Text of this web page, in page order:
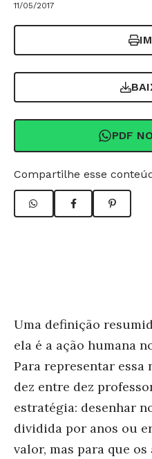
11/05/2017
PDF
Compartilhe esse
Uma definição
ela é a ação humana
Para representar essa
dez entre dez
estratégia: desenhar
dividida por anos ou
valor, mas para que